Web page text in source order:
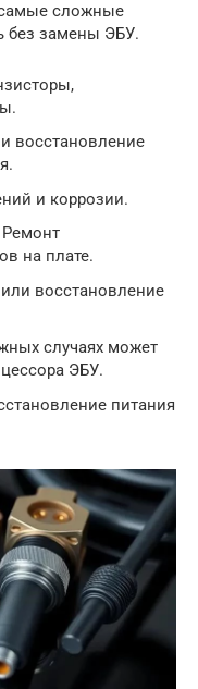
самые сложные
без замены ЭБУ.
восстановление
и коррозии.
на плате.
восстановление
случаях может
ЭБУ.
питания